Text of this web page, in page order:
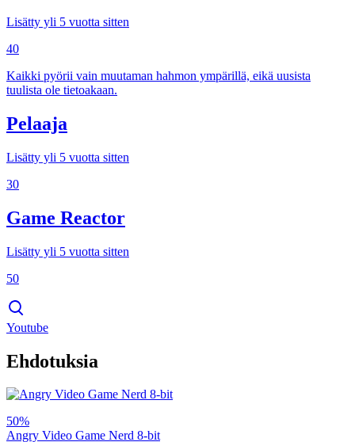
Lisätty yli 5 vuotta sitten
40
Kaikki pyörii vain muutaman hahmon ympärillä, eikä uusista
tuulista ole tietoakaan.
Pelaaja
Lisätty yli 5 vuotta sitten
30
Game Reactor
Lisätty yli 5 vuotta sitten
50
Youtube
Ehdotuksia
50%
Angry Video Game Nerd 8-bit